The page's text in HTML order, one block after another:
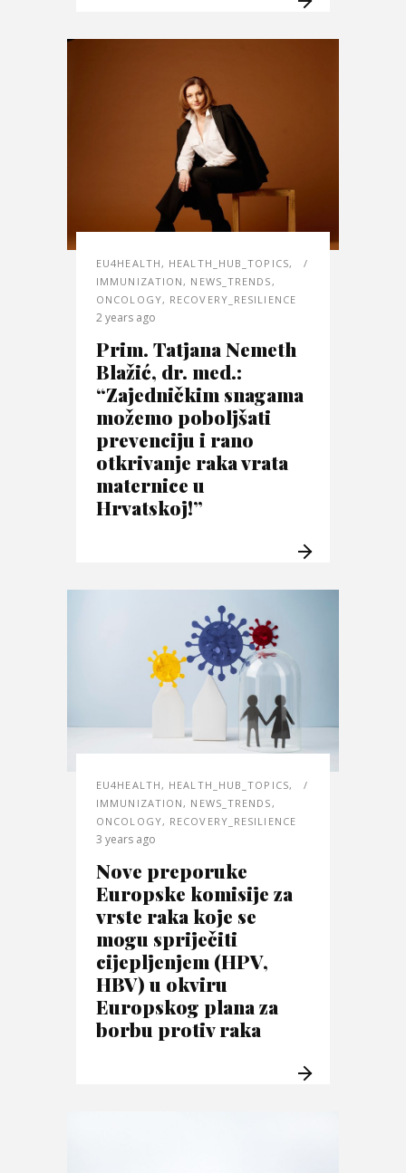
EU4HEALTH , HEALTH_HUB_TOPICS,
IMMUNIZATION , NEWS_TRENDS ,
ONCOLOGY, RECOVERY_RESILIENCE
2 years ago
Prim. Tatjana Nemeth
Blažić, dr. med.:
“Zajedničkim snagama
možemo poboljšati
prevenciju i rano
otkrivanje raka vrata
maternice u
Hrvatskoj!”
EU4HEALTH , HEALTH_HUB_TOPICS,
IMMUNIZATION , NEWS_TRENDS ,
ONCOLOGY, RECOVERY_RESILIENCE
3 years ago
Nove preporuke
Europske komisije za
vrste raka koje se
mogu spriječiti
cijepljenjem (HPV,
HBV) u okviru
Europskog plana za
borbu protiv raka